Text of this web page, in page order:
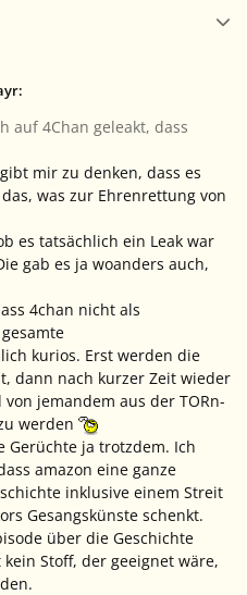
auf 4Chan geleakt, dass
mir zu denken, dass es
, was zur Ehrenrettung von
es tatsächlich ein Leak war
gab es ja woanders auch,
4chan nicht als
kurios. Erst werden die
dann nach kurzer Zeit wieder
jemandem aus der TORn-
werden
Gerüchte ja trotzdem. Ich
amazon eine ganze
inklusive einem Streit
Gesangskünste schenkt.
über die Geschichte
Stoff, der geeignet wäre,